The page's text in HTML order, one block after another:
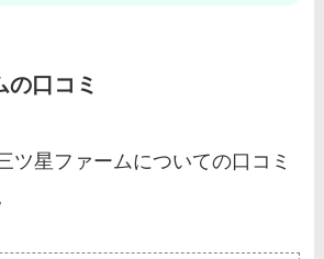
の口コミ
ツ星ファームについての口コミ